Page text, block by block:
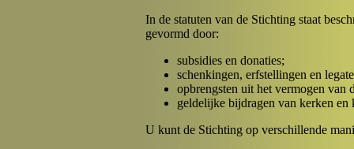
In de statuten van de Stichting staat
gevormd door:
subsidies en donaties;
schenkingen, erfstellingen en
opbrengsten uit het vermogen van
geldelijke bijdragen van kerken
U kunt de Stichting op verschillende